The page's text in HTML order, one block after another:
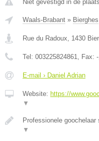
Niet gevestigd in de
Waals-Brabant » Bierghes
Rue du Radoux 1430
Tel: 003225824861 , Fax: -
E-mail › Daniel Adrian
Website: https://
▼
Professionele
▼